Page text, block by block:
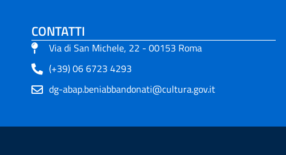
CONTATTI
Via di San Michele, 22 - 00153 Roma
(+39) 06 6723 4293
dg-abap.beniabbandonati@cultura.gov.it